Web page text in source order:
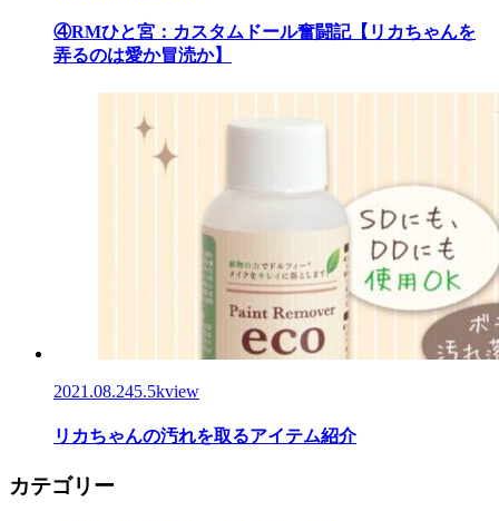
④RMひと宮：カスタムドール奮闘記【リカちゃんを
弄るのは愛か冒涜か】
2021.08.245.5kview
リカちゃんの汚れを取るアイテム紹介
カテゴリー